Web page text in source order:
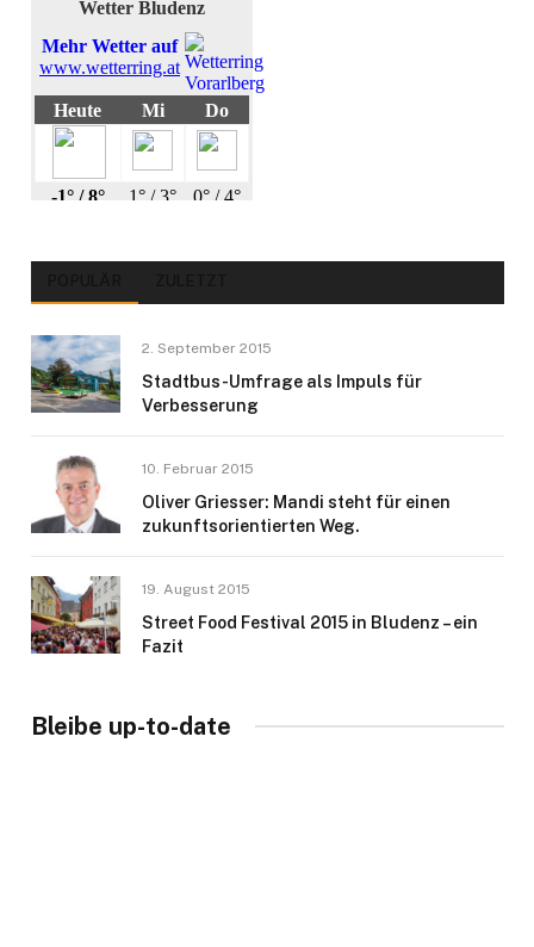
2. September 2015
Stadtbus-Umfrage als Impuls für
Verbesserung
10. Februar 2015
Oliver Griesser: Mandi steht für einen
zukunftsorientierten Weg.
19. August 2015
Street Food Festival 2015 in Bludenz – ein
Fazit
Bleibe up-to-date